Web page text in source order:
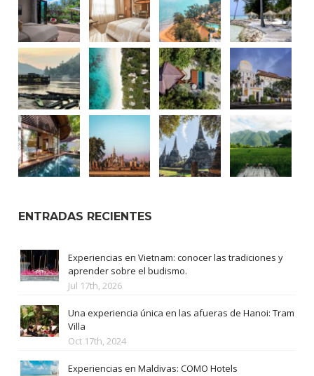
ENTRADAS RECIENTES
Experiencias en Vietnam: conocer las tradiciones y
aprender sobre el budismo.
Jul 17th, 2026
Una experiencia única en las afueras de Hanoi: Tram
Villa
Oct 17th, 2024
Experiencias en Maldivas: COMO Hotels